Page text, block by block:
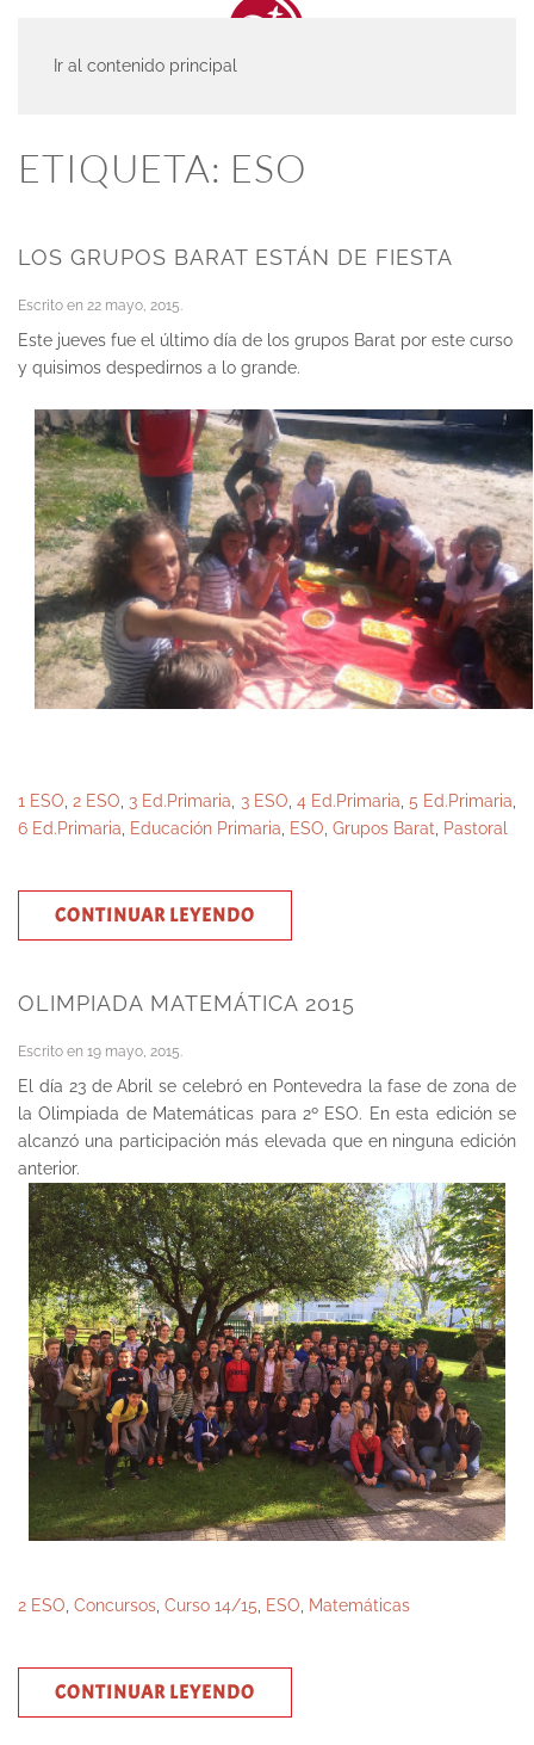
Ir al contenido principal
ETIQUETA: ESO
LOS GRUPOS BARAT ESTÁN DE FIESTA
Escrito en 22 mayo, 2015.
Este jueves fue el último día de los grupos Barat por este curso
y quisimos despedirnos a lo grande.
1 ESO 2 ESO 3 Ed.Primaria 3 ESO 4 Ed.Primaria 5 Ed.Primaria
6 Ed.Primaria
Educación Primaria ESO Grupos Barat Pastoral
CONTINUAR LEYENDO
OLIMPIADA MATEMÁTICA 2015
Escrito en 19 mayo, 2015
El día 23 de Abril se celebró en Pontevedra la fase de zona de
la Olimpiada de Matemáticas para 2º ESO. En esta edición se
alcanzó una participación más elevada que en ninguna edición
anterior.
2 ESO Concursos Curso 14/15 ESO Matemáticas
CONTINUAR LEYENDO